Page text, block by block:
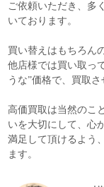
ご依頼いただき、多
いております。
買い替えはもちろん
他店様では買い取っ
うな”価格で、買取
高価買取は当然のこ
いを大切にして、心
満足して頂けるよう
ます。